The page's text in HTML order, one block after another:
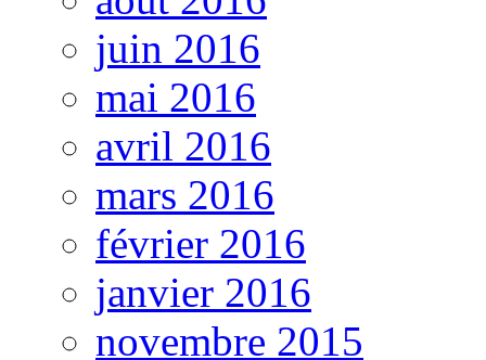
juin 2016
mai 2016
avril 2016
mars 2016
février 2016
janvier 2016
novembre 2015